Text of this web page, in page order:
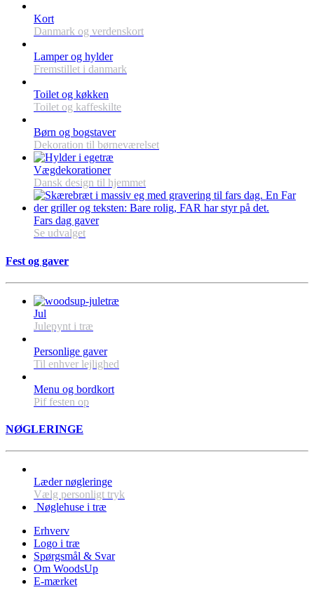
Kort
Danmark og verdenskort
Lamper og hylder
Fremstillet i danmark
Toilet og køkken
Toilet og kaffeskilte
Børn og bogstaver
Dekoration til børneværelset
Vægdekorationer
Dansk design til hjemmet
Fars dag gaver
Se udvalget
Fest og gaver
Jul
Julepynt i træ
Personlige gaver
Til enhver lejlighed
Menu og bordkort
Pif festen op
NØGLERINGE
Læder nøgleringe
Vælg personligt tryk
Nøglehuse i træ
Erhverv
Logo i træ
Spørgsmål & Svar
Om WoodsUp
E-mærket